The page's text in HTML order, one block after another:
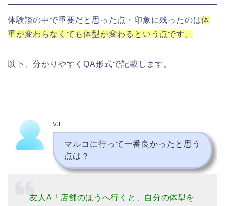
体験談の中で重要だと思った点・印象に残ったのは体
重が変わらなくても体型が変わるという点です。
以下、分かりやすくQA形式で記載します。
VJ
マルコに行って一番良かったと思う
点は？
友人A「店舗のほうへ行くと、自分の体型を